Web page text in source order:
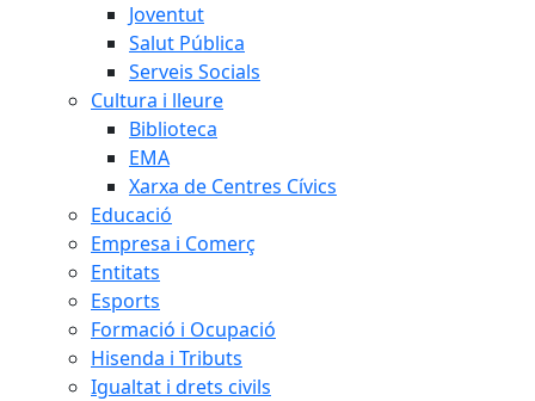
Joventut
Salut Pública
Serveis Socials
Cultura i lleure
Biblioteca
EMA
Xarxa de Centres Cívics
Educació
Empresa i Comerç
Entitats
Esports
Formació i Ocupació
Hisenda i Tributs
Igualtat i drets civils